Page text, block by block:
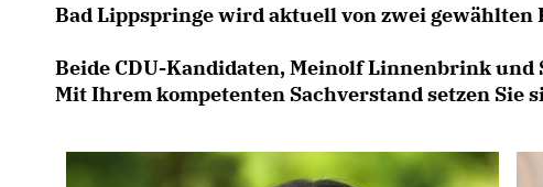
Bad Lippspringe wird aktuell von zwei
Beide CDU-Kandidaten, Meinolf Linnenbrink
Mit Ihrem kompetenten Sachverstand setzen